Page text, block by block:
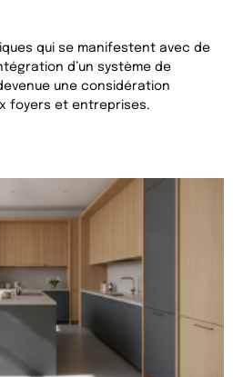
qui se manifestent avec de
d’un système de
une considération
foyers et entreprises.